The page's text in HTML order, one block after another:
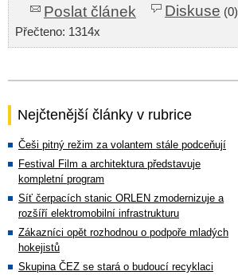
Poslat článek Diskuse (0)
Přečteno: 1314x
Nejčtenější články v rubrice
Češi pitný režim za volantem stále podceňují
Festival Film a architektura představuje
kompletní program
Síť čerpacích stanic ORLEN zmodernizuje a
rozšíří elektromobilní infrastrukturu
Zákazníci opět rozhodnou o podpoře mladých
hokejistů
Skupina ČEZ se stará o budoucí recyklaci